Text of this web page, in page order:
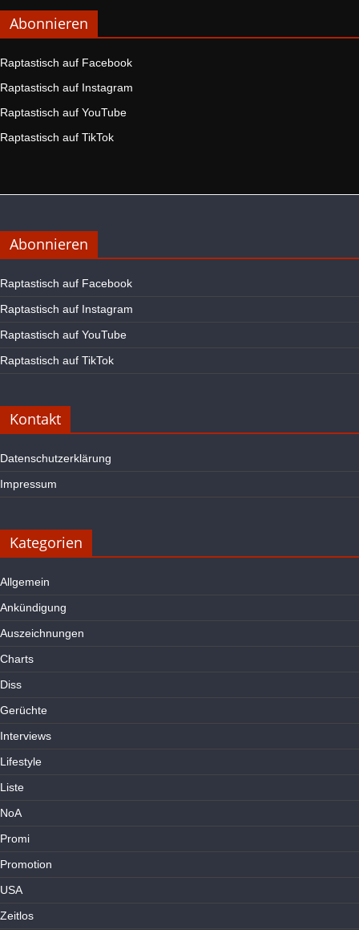
Abonnieren
Raptastisch auf Facebook
Raptastisch auf Instagram
Raptastisch auf YouTube
Raptastisch auf TikTok
Abonnieren
Raptastisch auf Facebook
Raptastisch auf Instagram
Raptastisch auf YouTube
Raptastisch auf TikTok
Kontakt
Datenschutzerklärung
Impressum
Kategorien
Allgemein
Ankündigung
Auszeichnungen
Charts
Diss
Gerüchte
Interviews
Lifestyle
Liste
NoA
Promi
Promotion
USA
Zeitlos